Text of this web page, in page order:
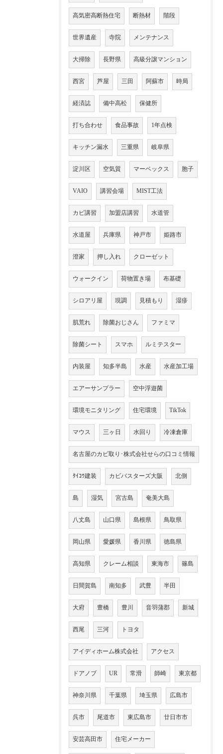
高気密高断熱住宅 断熱材 階段
世界遺産 寺院 メンテナンス
大掃除 長野県 高級分譲マンション
西宮 芦屋 三田 阿蘇市 時局
経済誌 備中高松 保健所
打ち合わせ 食品事故 1年点検
キッチン漏水 三重県 岐阜県
淀川区 空気質 マーベックス 胞子
VAIO 講習会場 MIST工法
カビ講習 加盟店講習 水道管
水道屋 兵庫県 神戸市 姫路市
澄家 押し入れ クローゼット
ウォークイン 荷物置き場 布基礎
シロアリ屋 現調 見積もり 湿疹
肌荒れ 除菌おじさん ファミマ
除菌シート スマホ ルミテスター
内装屋 知多半島 水産 水産加工場
エアーサンプラー 空中浮遊菌
環境モニタリング 住宅環境 TikTok
マウス 三ヶ日 水回り 冷凍倉庫
名古屋のカビ取り･株式会社せらの口コミ情報
ﾀｲｺｳ建装 カビバスターズ大阪 北側
島 湿気 宮古島 奄美大島
八丈島 山口県 島根県 鳥取県
岡山県 愛媛県 香川県 徳島県
高知県 クレーム相談 東海市 篠島
日間賀島 南知多 武豊 半田
大府 豊橋 豊川 音羽蒲郡 新城
西尾 三河 トヨタ
アイディホーム株式会社 アクセス
ドアノブ UR 常滑 師崎 東京都
神奈川県 千葉県 埼玉県 広島市
呉市 尾道市 東広島市 廿日市市
安芸高田市 住宅メーカー